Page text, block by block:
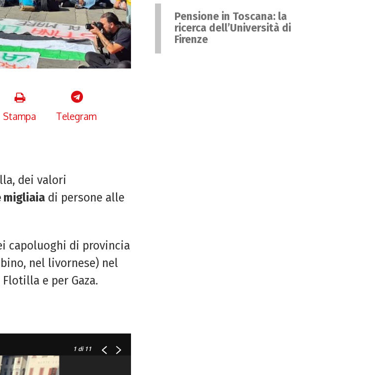
Stampa Telegram
dei valori
migliaia di persone alle
capoluoghi di provincia
nel livornese) nel
e per Gaza.
1 di 11
Pensione in Toscana: la
ricerca dell’Università di
Firenze